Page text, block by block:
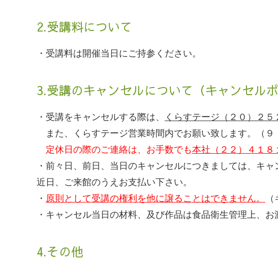
2.受講料について
・受講料は開催当日にご持参ください。
3.受講のキャンセルについて（キャンセルポ
・受講をキャンセルする際は、 くらすテージ（２０）２５
また、くらすテージ営業時間内でお願い致します。（９
定休日の際のご連絡は、お手数でも本社（２２）４１８
・前々日、前日、当日のキャンセルにつきましては、キャ
近日、ご来館のうえお支払い下さい。
・ 原則として受講の権利を他に譲ることはできません。
・キャンセル当日の材料、及び作品は食品衛生管理上、お
4.その他